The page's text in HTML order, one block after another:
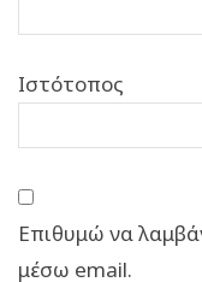
Ιστότοπος
Επιθυμώ να
μέσω email.